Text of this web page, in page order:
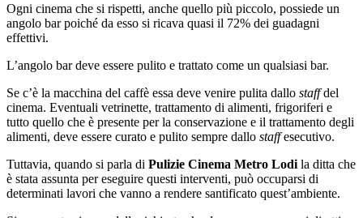
Ogni cinema che si rispetti, anche quello più piccolo, possiede un
angolo bar poiché da esso si ricava quasi il 72% dei guadagni
effettivi.
L’angolo bar deve essere pulito e trattato come un qualsiasi bar.
Se c’è la macchina del caffè essa deve venire pulita dallo staffdel
cinema. Eventuali vetrinette, trattamento di alimenti, frigoriferi e
tutto quello che è presente per la conservazione e il trattamento degli
alimenti, deve essere curato e pulito sempre dallo staffesecutivo.
Tuttavia, quando si parla di Pulizie Cinema Metro Lodi la ditta che
è stata assunta per eseguire questi interventi, può occuparsi di
determinati lavori che vanno a rendere santificato quest’ambiente.